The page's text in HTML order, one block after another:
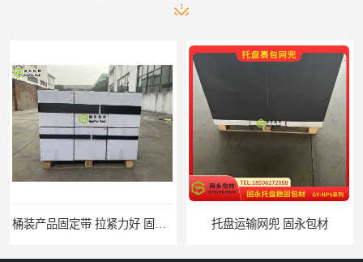
桶装产品固定带 拉紧力好 固永包材 托盘运输网兜 固永包材